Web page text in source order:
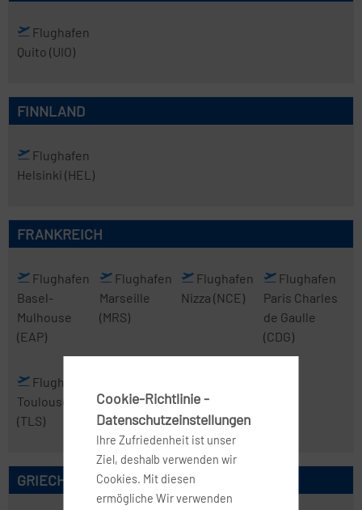
Flughafen
Quito (UIO)
FINNLAND
Flughafen
Helsinki (HEL)
FRANKREICH
Flughafen
Basel-
Mulhouse
(EAP)
Flughafen
Marseille
(MRS)
Flughafen
Nizza (NCE)
Flughafen
Paris Charles
de Gaulle
(CDG)
Flughafen
Toulouse
(TLS)
GRIECHENLAND
Cookie-Richtlinie -
Datenschutzeinstellungen
Ihre Zufriedenheit ist unser
Ziel, deshalb verwenden wir
Cookies. Mit diesen
ermögliche Wir verwenden